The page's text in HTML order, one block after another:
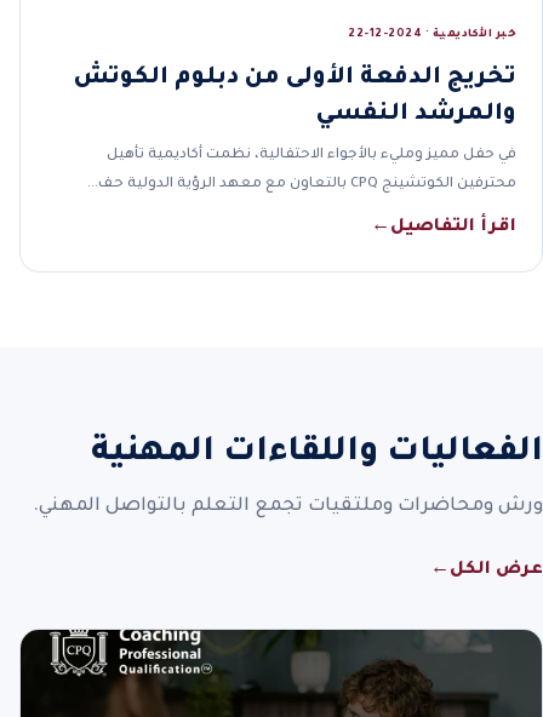
خبر الأكاديمية · 2024-12-22
تخريج الدفعة الأولى من دبلوم الكوتش
والمرشد النفسي
في حفل مميز ومليء بالأجواء الاحتفالية، نظمت أكاديمية تأهيل
محترفين الكوتشينج CPQ بالتعاون مع معهد الرؤية الدولية حف…
اقرأ التفاصيل ←
الفعاليات واللقاءات المهنية
ورش ومحاضرات وملتقيات تجمع التعلم بالتواصل المهني.
عرض الكل ←